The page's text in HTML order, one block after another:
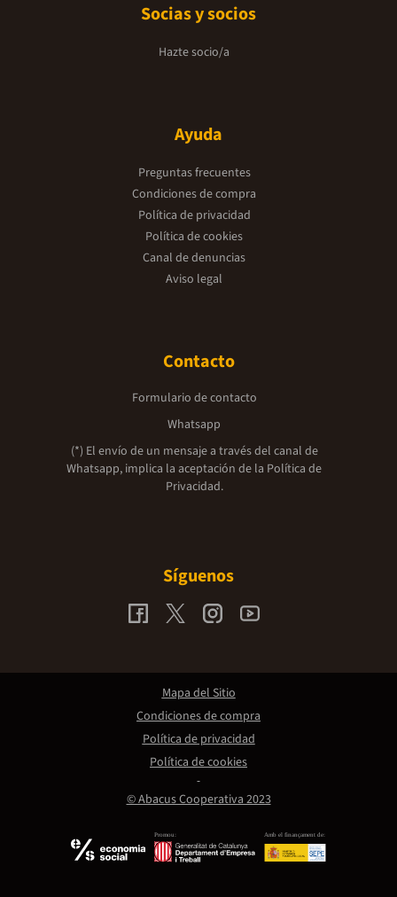
Socias y socios
Hazte socio/a
Ayuda
Preguntas frecuentes
Condiciones de compra
Política de privacidad
Política de cookies
Canal de denuncias
Aviso legal
Contacto
Formulario de contacto
Whatsapp
(*) El envío de un mensaje a través del canal de
Whatsapp, implica la aceptación de la Política de
Privacidad.
Síguenos
Promou: Amb el finançament de:
© Abacus Cooperativa 2023
Mapa del Sitio
Condiciones de compra
Política de privacidad
Política de cookies